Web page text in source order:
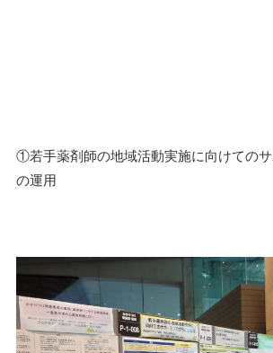
①若手薬剤師の地域活動実施に向けての
の運用